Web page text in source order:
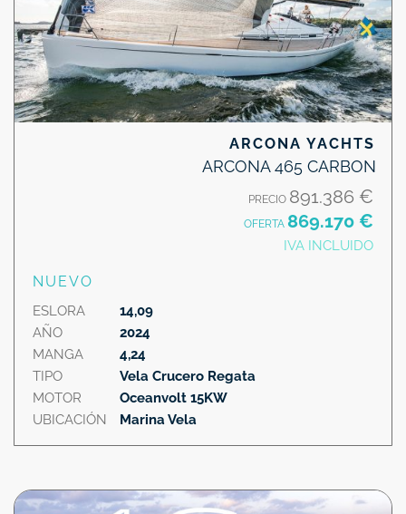
ARCONA YACHTS
ARCONA 465 CARBON
PRECIO 891.386 €
OFERTA 869.170 €
IVA INCLUIDO
NUEVO
ESLORA
AÑO
MANGA
TIPO
MOTOR
UBICACIÓN
14,09
2024
4,24
Vela Crucero Regata
Oceanvolt 15KW
Marina Vela